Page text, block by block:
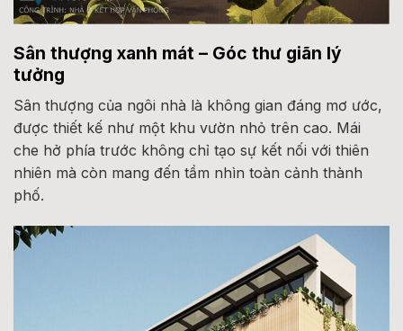
Sân thượng xanh mát – Góc thư giãn lý
tưởng
Sân thượng của ngôi nhà là không gian đáng mơ ước,
được thiết kế như một khu vườn nhỏ trên cao. Mái
che hở phía trước không chỉ tạo sự kết nối với thiên
nhiên mà còn mang đến tầm nhìn toàn cảnh thành
phố.